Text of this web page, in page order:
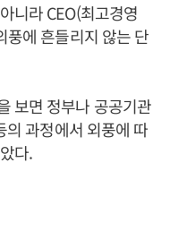
니라 CEO(최고경영
풍에 흔들리지 않는 단
보면 정부나 공공기관
의 과정에서 외풍에 따
다.